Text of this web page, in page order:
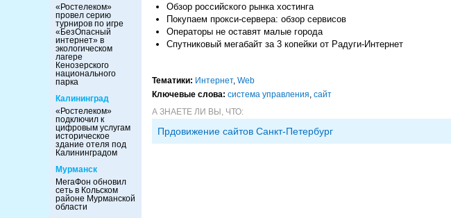
«Ростелеком»
провел серию
турниров по игре
«БезОпасный
интернет» в
экологическом
лагере
Кенозерского
национального
парка
Калининград
«Ростелеком»
подключил к
цифровым услугам
историческое
здание отеля под
Калининградом
Мурманск
МегаФон обновил
сеть в Кольском
районе Мурманской
области
Обзор российского рынка хостинга
Покупаем прокси-сервера: обзор сервисов
Операторы не оставят малые города
Спутниковый мегабайт за 3 копейки от Радуги-Интернет
Тематики: Интернет, Web
Ключевые слова: система управления, сайт
А ЗНАЕТЕ ЛИ ВЫ, ЧТО:
Прдовижение сайтов Санкт-Петербург